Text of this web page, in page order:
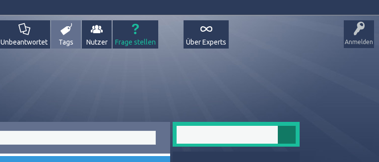
Anmelden
Unbeantwortet Tags Nutzer Frage stellen Über Experts